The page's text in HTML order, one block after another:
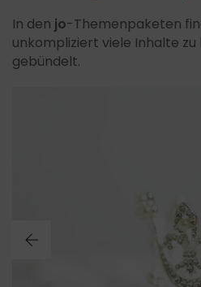
In den jo-Themenpaketen
unkompliziert viele Inhalte
gebündelt.